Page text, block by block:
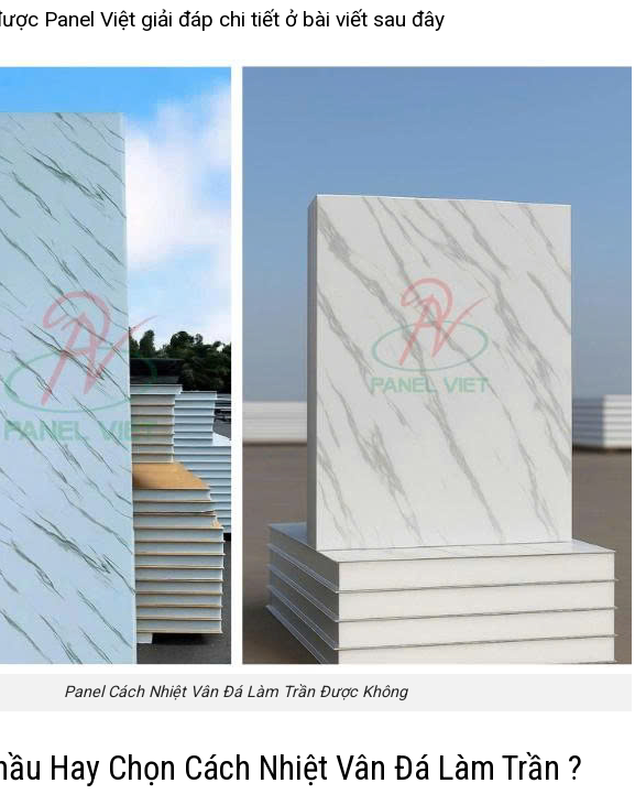
Panel Việt giải đáp chi tiết ở bài viết sau đây
Panel Cách Nhiệt Vân Đá Làm Trần Được Không
Hay Chọn Cách Nhiệt Vân Đá Làm Trần ?